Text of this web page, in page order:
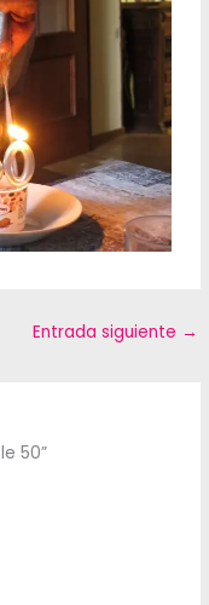
Entrada siguiente →
50”